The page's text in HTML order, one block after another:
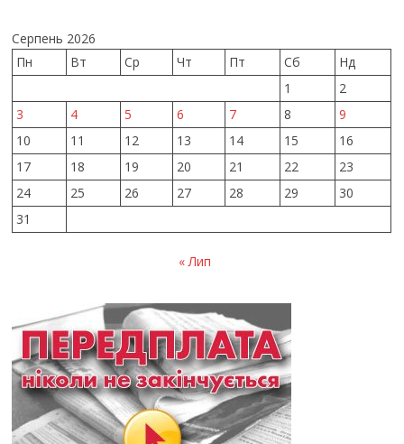
Серпень 2026
Пн
Вт Ср Чт Пт Сб
Нд
1
2
3
4 5 6 7 8
9
10
11 12 13 14 15
16
17
18 19 20 21 22
23
24
25 26 27 28 29
30
31
« Лип